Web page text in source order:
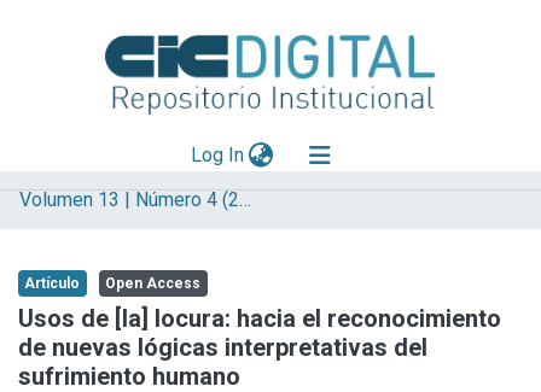
Log In(current)
Explorar
Aportar material
Statistics
Volumen 13 | Número 4 (2017)
Artículo Open Access
Usos de [la] locura: hacia el reconocimiento
de nuevas lógicas interpretativas del
sufrimiento humano